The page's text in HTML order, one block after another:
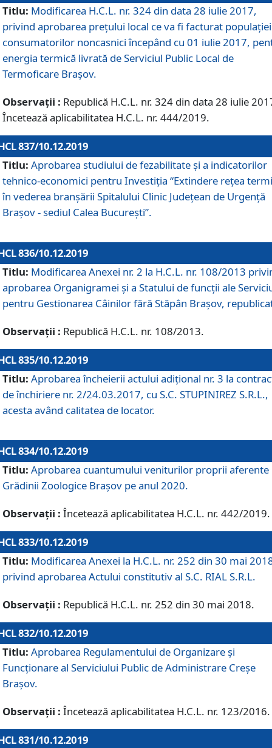
Titlu: Modificarea H.C.L. nr. 324 din data 28 iulie 2017,
privind aprobarea preţului local ce va fi facturat
consumatorilor noncasnici începând cu 01 iulie 2017,
energia termică livrată de Serviciul Public Local de
Termoficare Braşov.
Observații : Republică H.C.L. nr. 324 din data 28 iulie
Încetează aplicabilitatea H.C.L. nr. 444/2019.
837/10.12.2019
Titlu: Aprobarea studiului de fezabilitate și a indicatorilor
tehnico-economici pentru Investiția “Extindere rețea
în vederea branșării Spitalului Clinic Județean de Urgență
Brașov - sediul Calea București”.
836/10.12.2019
Titlu: Modificarea Anexei nr. 2 la H.C.L. nr. 108/2013
aprobarea Organigramei şi a Statului de funcții ale
pentru Gestionarea Câinilor fără Stăpân Brașov,
Observații : Republică H.C.L. nr. 108/2013.
835/10.12.2019
Titlu: Aprobarea încheierii actului adițional nr. 3 la
de închiriere nr. 2/24.03.2017, cu S.C. STUPINIREZ S.R.L.,
acesta având calitatea de locator.
834/10.12.2019
Titlu: Aprobarea cuantumului veniturilor proprii aferente
Grădinii Zoologice Braşov pe anul 2020.
Observații : Încetează aplicabilitatea H.C.L. nr. 442/2019.
833/10.12.2019
Titlu: Modificarea Anexei la H.C.L. nr. 252 din 30 mai
privind aprobarea Actului constitutiv al S.C. RIAL S.R.L.
Observații : Republică H.C.L. nr. 252 din 30 mai 2018.
832/10.12.2019
Titlu: Aprobarea Regulamentului de Organizare și
Funcționare al Serviciului Public de Administrare Creșe
Brașov.
Observații : Încetează aplicabilitatea H.C.L. nr. 123/2016.
831/10.12.2019